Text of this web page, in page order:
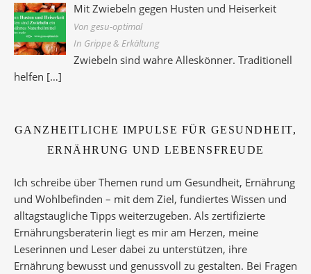
Mit Zwiebeln gegen Husten und Heiserkeit
Von gesu-optimal
In Grippe & Erkältung
Zwiebeln sind wahre Alleskönner. Traditionell
helfen […]
GANZHEITLICHE IMPULSE FÜR GESUNDHEIT,
ERNÄHRUNG UND LEBENSFREUDE
Ich schreibe über Themen rund um Gesundheit, Ernährung
und Wohlbefinden – mit dem Ziel, fundiertes Wissen und
alltagstaugliche Tipps weiterzugeben. Als zertifizierte
Ernährungsberaterin liegt es mir am Herzen, meine
Leserinnen und Leser dabei zu unterstützen, ihre
Ernährung bewusst und genussvoll zu gestalten. Bei Fragen